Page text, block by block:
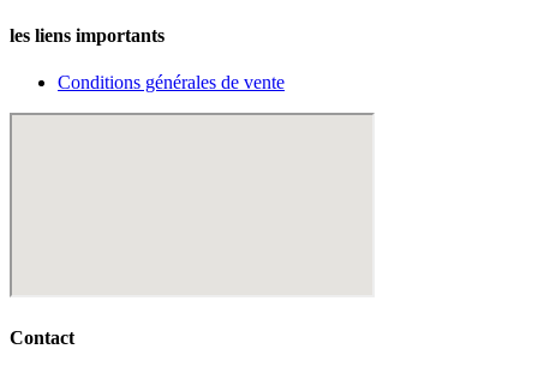
les liens importants
Conditions générales de vente
Contact